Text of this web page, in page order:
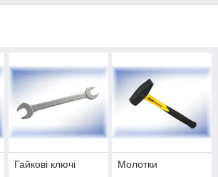
Гайкові ключі Молотки